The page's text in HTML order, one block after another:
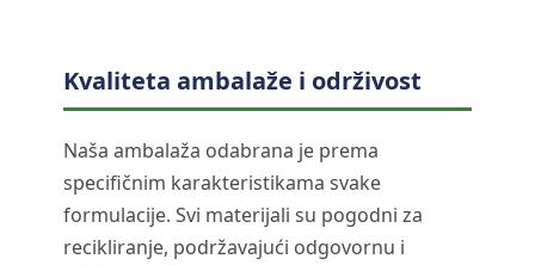
Kvaliteta ambalaže i održivost
Naša ambalaža odabrana je prema
specifičnim karakteristikama svake
formulacije. Svi materijali su pogodni za
recikliranje, podržavajući odgovornu i